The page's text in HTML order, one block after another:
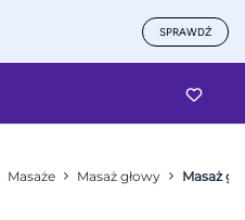
SPRAWDŹ
Masaże Masaż głowy Masaż